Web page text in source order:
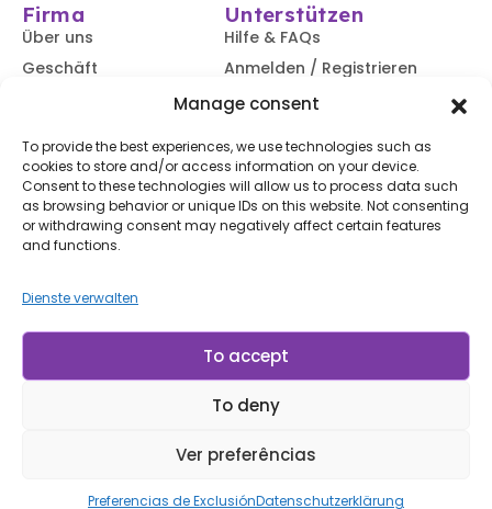
Manage consent
To provide the best experiences, we use technologies such as
cookies to store and/or access information on your device.
Consent to these technologies will allow us to process data such
as browsing behavior or unique IDs on this website. Not consenting
or withdrawing consent may negatively affect certain features
and functions.
Dienste verwalten
To accept
To deny
Ver preferências
Preferencias de ExclusiónDatenschutzerklärung
Firma
Über uns
Geschäft
Unterstützen
Hilfe & FAQs
Anmelden / Registrieren
Verfolgen Sie Ihre
Bestellung
Versand &
Rücksendungen
Zugänglichkeit
Abonnieren Sie unseren Newsletter
undDatenschutzerklärung.
© LP Minerais 2017 - 2025 - Alle Rechte vorbehalten